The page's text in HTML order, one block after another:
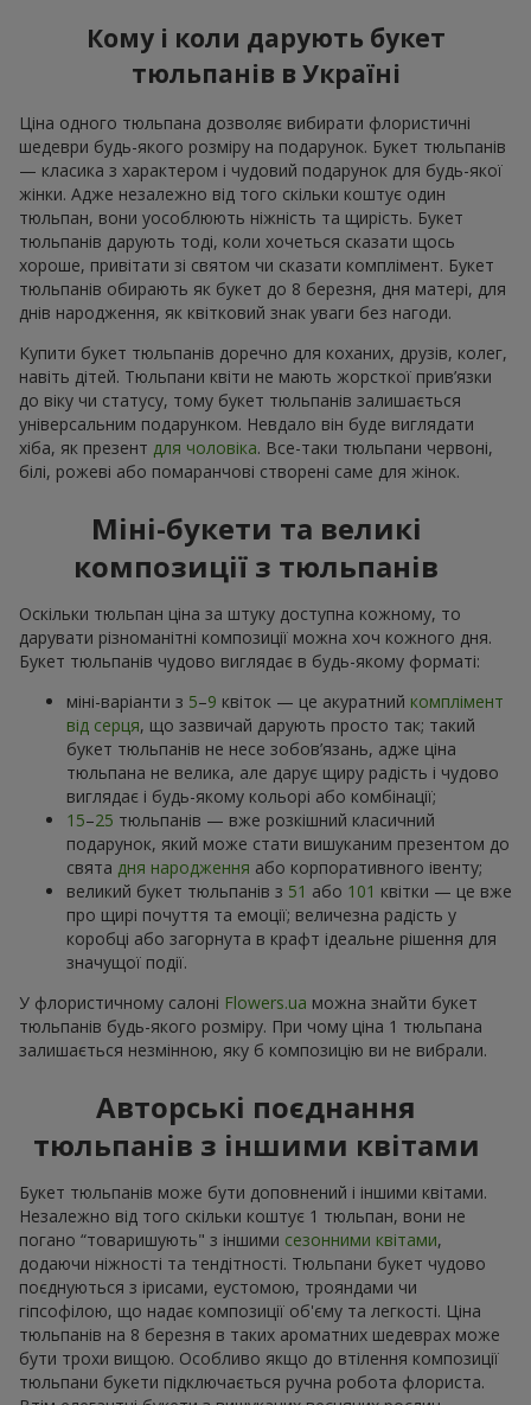
Кому і коли дарують букет
тюльпанів в Україні
Ціна одного тюльпана дозволяє вибирати флористичні
шедеври будь-якого розміру на подарунок. Букет тюльпанів
— класика з характером і чудовий подарунок для будь-якої
жінки. Адже незалежно від того скільки коштує один
тюльпан, вони уособлюють ніжність та щирість. Букет
тюльпанів дарують тоді, коли хочеться сказати щось
хороше, привітати зі святом чи сказати комплімент. Букет
тюльпанів обирають як букет до 8 березня, дня матері, для
днів народження, як квітковий знак уваги без нагоди.
Купити букет тюльпанів доречно для коханих, друзів, колег,
навіть дітей. Тюльпани квіти не мають жорсткої прив’язки
до віку чи статусу, тому букет тюльпанів залишається
універсальним подарунком. Невдало він буде виглядати
хіба, як презент для чоловіка. Все-таки тюльпани червоні,
білі, рожеві або помаранчові створені саме для жінок.
Міні-букети та великі
композиції з тюльпанів
Оскільки тюльпан ціна за штуку доступна кожному, то
дарувати різноманітні композиції можна хоч кожного дня.
Букет тюльпанів чудово виглядає в будь-якому форматі:
міні-варіанти з 5–9 квіток — це акуратний комплімент
від серця, що зазвичай дарують просто так; такий
букет тюльпанів не несе зобов’язань, адже ціна
тюльпана не велика, але дарує щиру радість і чудово
виглядає і будь-якому кольорі або комбінації;
15–25 тюльпанів — вже розкішний класичний
подарунок, який може стати вишуканим презентом до
свята дня народження або корпоративного івенту;
великий букет тюльпанів з 51 або 101 квітки — це вже
про щирі почуття та емоції; величезна радість у
коробці або загорнута в крафт ідеальне рішення для
значущої події.
У флористичному салоні Flowers.ua можна знайти букет
тюльпанів будь-якого розміру. При чому ціна 1 тюльпана
залишається незмінною, яку б композицію ви не вибрали.
Авторські поєднання
тюльпанів з іншими квітами
Букет тюльпанів може бути доповнений і іншими квітами.
Незалежно від того скільки коштує 1 тюльпан, вони не
погано “товаришують" з іншими сезонними квітами,
додаючи ніжності та тендітності. Тюльпани букет чудово
поєднуються з ірисами, еустомою, трояндами чи
гіпсофілою, що надає композиції об'єму та легкості. Ціна
тюльпанів на 8 березня в таких ароматних шедеврах може
бути трохи вищою. Особливо якщо до втілення композиції
тюльпани букети підключається ручна робота флориста.